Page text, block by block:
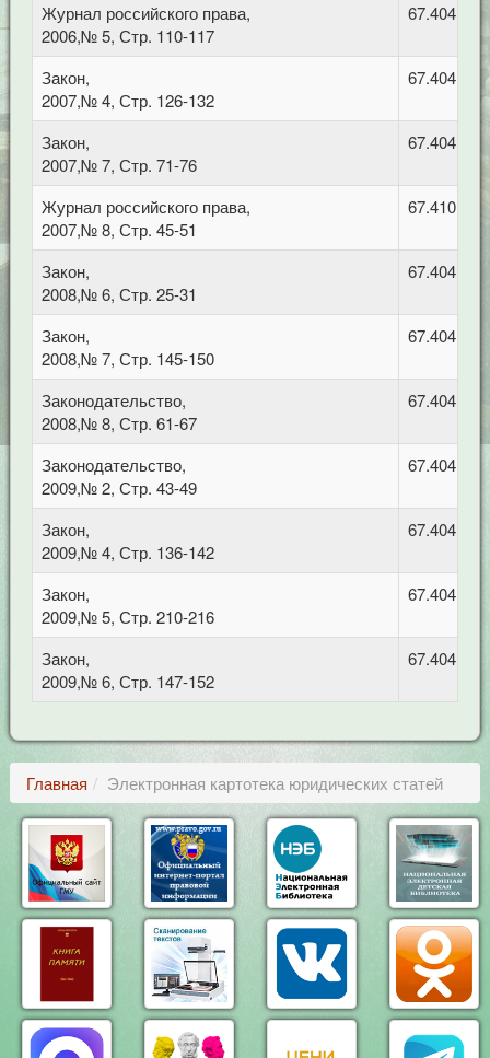
Журнал российского права,
2006,№ 5, Стр. 110-117
67.404
Закон,
2007,№ 4, Стр. 126-132
67.404
Закон,
2007,№ 7, Стр. 71-76
67.404
Журнал российского права,
2007,№ 8, Стр. 45-51
67.410
Закон,
2008,№ 6, Стр. 25-31
67.404
Закон,
2008,№ 7, Стр. 145-150
67.404
Законодательство,
2008,№ 8, Стр. 61-67
67.404
Законодательство,
2009,№ 2, Стр. 43-49
67.404
Закон,
2009,№ 4, Стр. 136-142
67.404
Закон,
2009,№ 5, Стр. 210-216
67.404
Закон,
2009,№ 6, Стр. 147-152
67.404
Главная Электронная картотека юридических статей